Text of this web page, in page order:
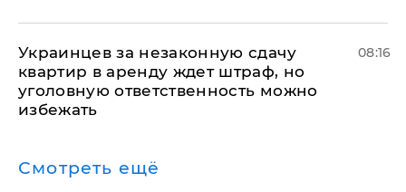
Украинцев за незаконную сдачу
квартир в аренду ждет штраф, но
уголовную ответственность можно
избежать
08:16
Смотреть ещё